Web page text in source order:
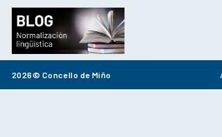
2026© Concello de Miño